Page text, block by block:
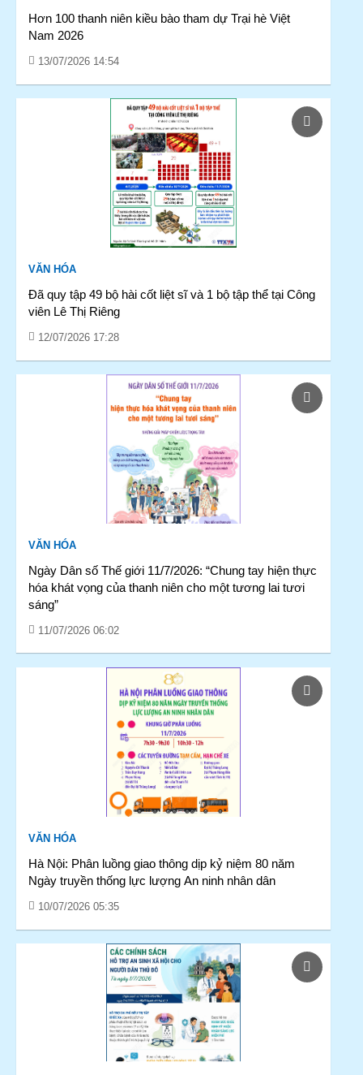
Hơn 100 thanh niên kiều bào tham dự Trại hè Việt
Nam 2026
13/07/2026 14:54
VĂN HÓA
Đã quy tập 49 bộ hài cốt liệt sĩ và 1 bộ tập thể tại Công
viên Lê Thị Riêng
12/07/2026 17:28
VĂN HÓA
Ngày Dân số Thế giới 11/7/2026: “Chung tay hiện thực
hóa khát vọng của thanh niên cho một tương lai tươi
sáng”
11/07/2026 06:02
VĂN HÓA
Hà Nội: Phân luồng giao thông dịp kỷ niệm 80 năm
Ngày truyền thống lực lượng An ninh nhân dân
10/07/2026 05:35